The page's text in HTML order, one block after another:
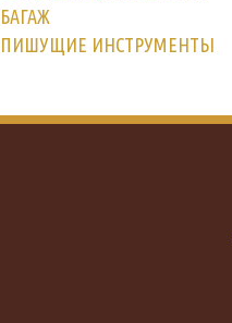
БАГАЖ
ПИШУЩИЕ ИНСТРУМЕНТЫ